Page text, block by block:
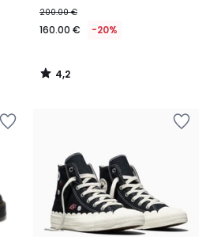
200.00 €
160.00 € -20%
4,2
/